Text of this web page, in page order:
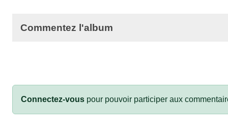
Commentez l'album
Connectez-vous pour pouvoir participer aux